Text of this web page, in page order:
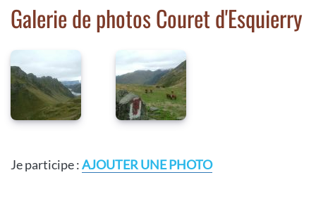
Galerie de photos Couret d'Esquierry
Je participe :AJOUTER UNE PHOTO